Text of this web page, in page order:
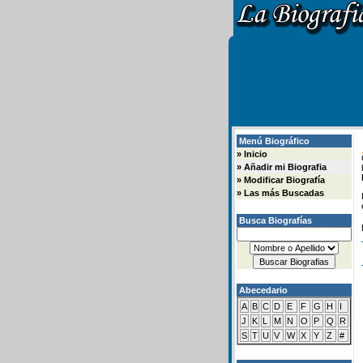
Menú Biográfico
» Inicio
» Añadir mi Biografia
» Modificar Biografía
» Las más Buscadas
Busca Biografías
Abecedario
A B C D E F G H
I
J
K L M N O P Q
R
S T U V W X Y Z #